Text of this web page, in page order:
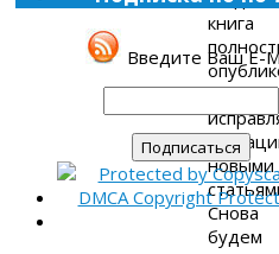
книга
буду
новыми
Снова
будем
Введите Ваш E-